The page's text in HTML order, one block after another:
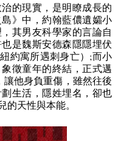
的現實，是明瞭成長的
》中，約翰藍儂遺孀小
其男友科學家的言論自
是魏斯安德森隱隱埋伏
約寓所遇刺身亡） ;而小
徵童年的終結，正式邁
他身負重傷，雖然往後
生活，隱姓埋名，卻也
天性與本能。